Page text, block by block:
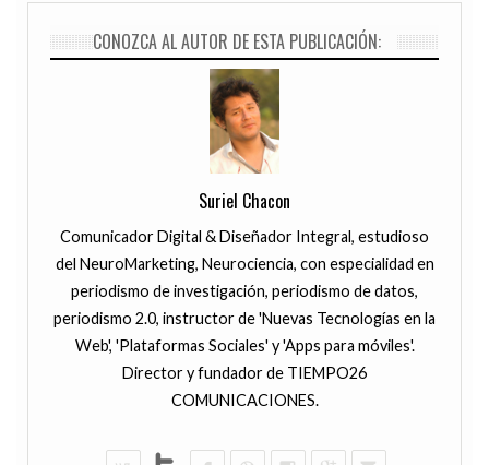
CONOZCA AL AUTOR DE ESTA PUBLICACIÓN:
Suriel Chacon
Comunicador Digital & Diseñador Integral, estudioso
del NeuroMarketing, Neurociencia, con especialidad en
periodismo de investigación, periodismo de datos,
periodismo 2.0, instructor de 'Nuevas Tecnologías en la
Web', 'Plataformas Sociales' y 'Apps para móviles'.
Director y fundador de TIEMPO26
COMUNICACIONES.